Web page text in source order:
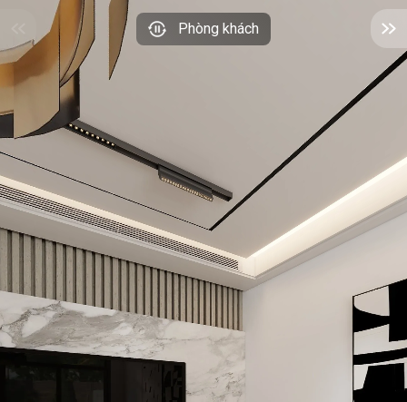
Phòng khách